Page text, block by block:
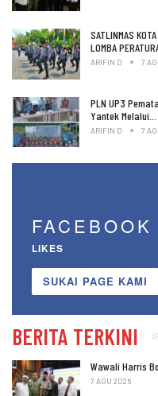
SATLINMAS
LOMBA
ARIFIN D 7
PLN UP3
Yantek Melalui…
ARIFIN D 7
FACEBOOK
LIKES
SUKAI PAGE KAMI
BERITA TERKINI
Wawali Harris
7 AGU 2026